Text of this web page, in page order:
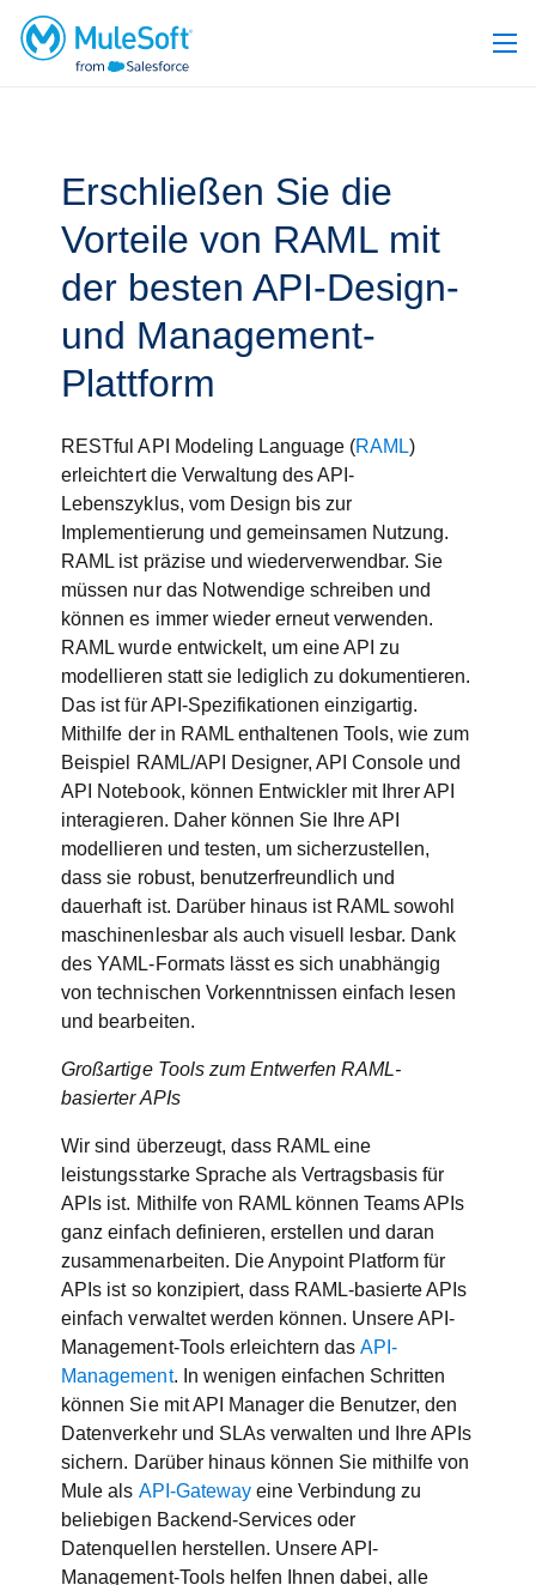
Erschließen Sie die
Vorteile von RAML mit
der besten API-Design-
und Management-
Plattform
RESTful API Modeling Language (RAML)
erleichtert die Verwaltung des API-
Lebenszyklus, vom Design bis zur
Implementierung und gemeinsamen Nutzung.
RAML ist präzise und wiederverwendbar. Sie
müssen nur das Notwendige schreiben und
können es immer wieder erneut verwenden.
RAML wurde entwickelt, um eine API zu
modellieren statt sie lediglich zu dokumentieren.
Das ist für API-Spezifikationen einzigartig.
Mithilfe der in RAML enthaltenen Tools, wie zum
Beispiel RAML/API Designer, API Console und
API Notebook, können Entwickler mit Ihrer API
interagieren. Daher können Sie Ihre API
modellieren und testen, um sicherzustellen,
dass sie robust, benutzerfreundlich und
dauerhaft ist. Darüber hinaus ist RAML sowohl
maschinenlesbar als auch visuell lesbar. Dank
des YAML-Formats lässt es sich unabhängig
von technischen Vorkenntnissen einfach lesen
und bearbeiten.
Großartige Tools zum Entwerfen RAML-
basierter APIs
Wir sind überzeugt, dass RAML eine
leistungsstarke Sprache als Vertragsbasis für
APIs ist. Mithilfe von RAML können Teams APIs
ganz einfach definieren, erstellen und daran
zusammenarbeiten. Die Anypoint Platform für
APIs ist so konzipiert, dass RAML-basierte APIs
einfach verwaltet werden können. Unsere API-
Management-Tools erleichtern das API-
Management. In wenigen einfachen Schritten
können Sie mit API Manager die Benutzer, den
Datenverkehr und SLAs verwalten und Ihre APIs
sichern. Darüber hinaus können Sie mithilfe von
Mule als API-Gatewayeine Verbindung zu
beliebigen Backend-Services oder
Datenquellen herstellen. Unsere API-
Management-Tools helfen Ihnen dabei, alle